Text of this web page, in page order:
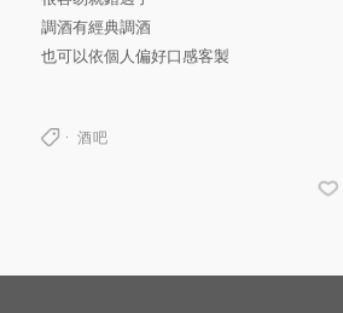
調酒有經典調酒
也可以依個人偏好口感客製
酒吧